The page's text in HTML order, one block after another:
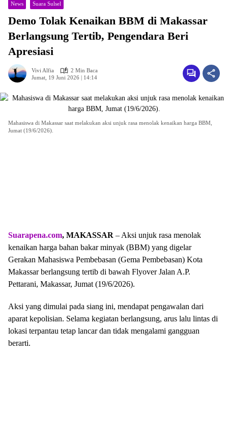
News Suara Sulsel
Demo Tolak Kenaikan BBM di Makassar
Berlangsung Tertib, Pengendara Beri
Apresiasi
Vivi Alfia
2 Min Baca
Jumat, 19 Juni 2026 | 14:14
Mahasiswa di Makassar saat melakukan aksi unjuk rasa menolak kenaikan harga BBM,
Jumat (19/6/2026).
Suarapena.com, MAKASSAR – Aksi unjuk rasa menolak
kenaikan harga bahan bakar minyak (BBM) yang digelar
Gerakan Mahasiswa Pembebasan (Gema Pembebasan) Kota
Makassar berlangsung tertib di bawah Flyover Jalan A.P.
Pettarani, Makassar, Jumat (19/6/2026).
Aksi yang dimulai pada siang ini, mendapat pengawalan dari
aparat kepolisian. Selama kegiatan berlangsung, arus lalu lintas di
lokasi terpantau tetap lancar dan tidak mengalami gangguan
berarti.